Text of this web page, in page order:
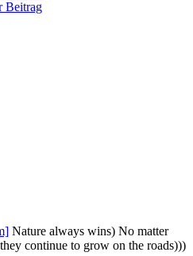
Beitrag
Nature always wins) No matter
continue to grow on the roads)))